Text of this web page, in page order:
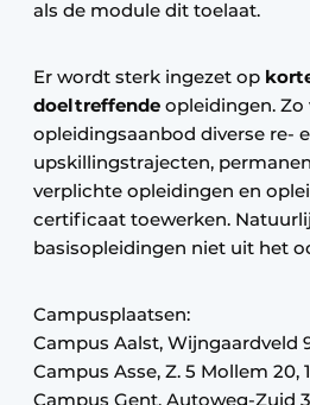
als de module dit toelaat.
Er wordt sterk ingezet op
doeltreffende opleidingen. Zo
opleidingsaanbod diverse re-
upskillingstrajecten,
verplichte opleidingen en
certificaat toewerken.
basisopleidingen niet uit het
Campusplaatsen:
Campus Aalst, Wijngaardveld
Campus Asse, Z. 5 Mollem 20,
Campus Gent, Autoweg-Zuid